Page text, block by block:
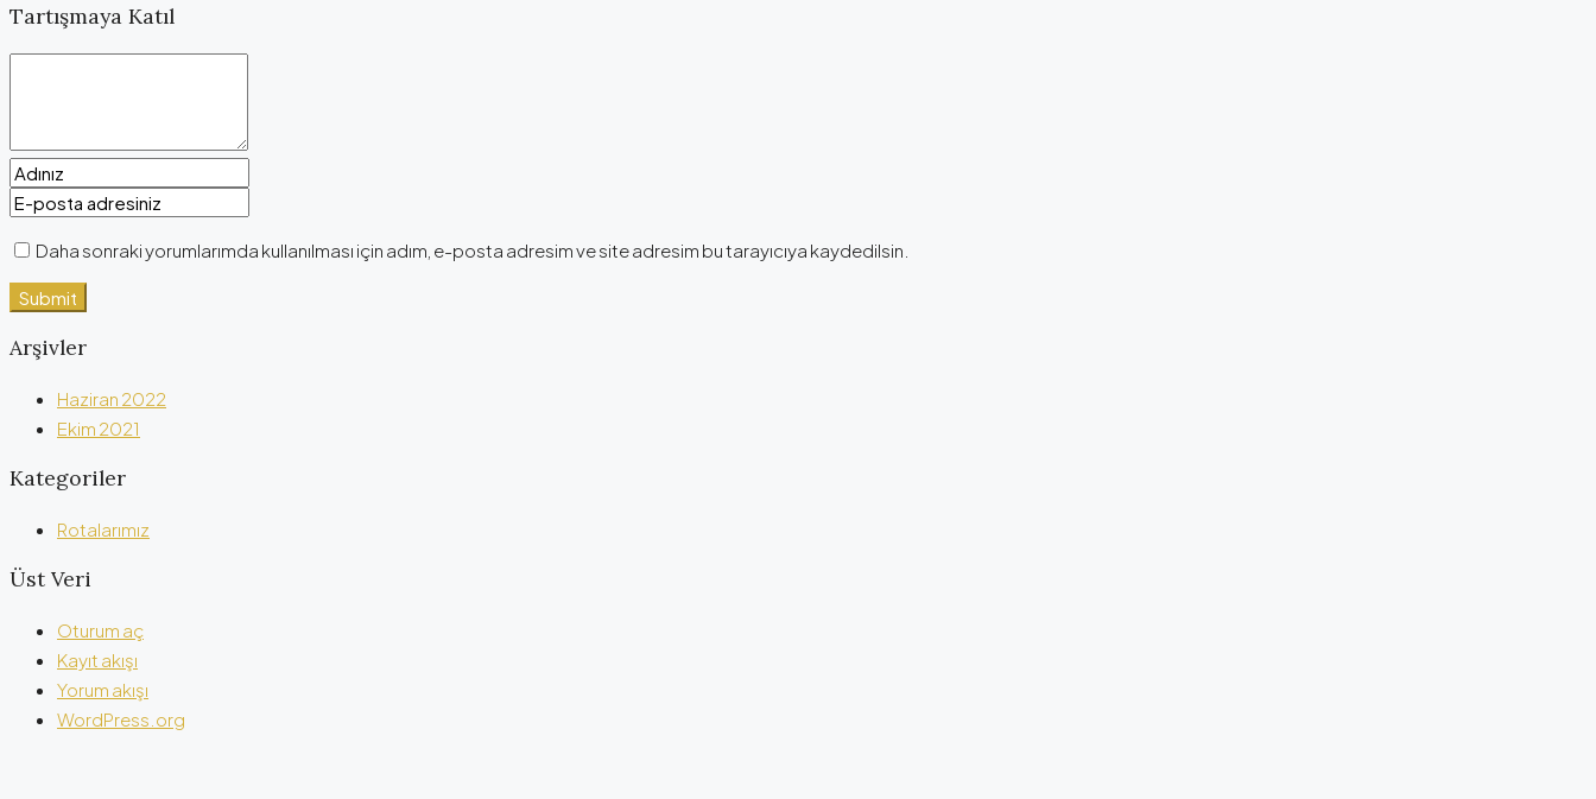
Tartışmaya Katıl
Daha sonraki yorumlarımda kullanılması için adım, e-posta adresim ve site adresim bu tarayıcıya kaydedilsin.
Arşivler
Haziran 2022
Ekim 2021
Kategoriler
Rotalarımız
Üst Veri
Oturum aç
Kayıt akışı
Yorum akışı
WordPress.org